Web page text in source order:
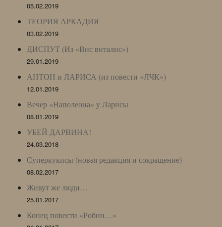
05.02.2019
ТЕОРИЯ АРКАДИЯ
03.02.2019
ДИСПУТ (Из «Вис виталис»)
29.01.2019
АНТОН и ЛАРИСА (из повести «ЛЧК»)
12.01.2019
Вечер «Наполеона» у Ларисы
08.01.2019
УБЕЙ ДАРВИНА!
24.03.2018
Суперкукисы (новая редакция и сокращение)
08.02.2017
Живут же люди…
25.01.2017
Конец повести «Робин…»